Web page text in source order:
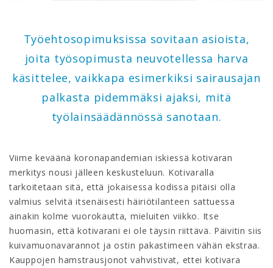
Työehtosopimuksissa sovitaan asioista,
joita työsopimusta neuvotellessa harva
käsittelee, vaikkapa esimerkiksi sairausajan
palkasta pidemmäksi ajaksi, mitä
työlainsäädännössä sanotaan.
Viime keväänä koronapandemian iskiessä kotivaran
merkitys nousi jälleen keskusteluun. Kotivaralla
tarkoitetaan sitä, että jokaisessa kodissa pitäisi olla
valmius selvitä itsenäisesti häiriötilanteen sattuessa
ainakin kolme vuorokautta, mieluiten viikko. Itse
huomasin, että kotivarani ei ole täysin riittävä. Päivitin siis
kuivamuonavarannot ja ostin pakastimeen vähän ekstraa.
Kauppojen hamstrausjonot vahvistivat, ettei kotivara